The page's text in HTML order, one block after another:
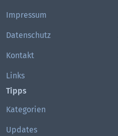
Impressum
Datenschutz
Kontakt
Links
Tipps
Kategorien
Updates